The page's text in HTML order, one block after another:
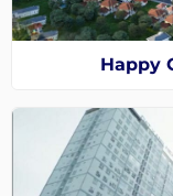
Happy